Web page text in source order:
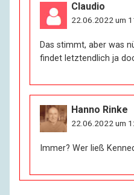
Claudio
22.06.2022 um
Das stimmt, aber was
findet letztendlich ja
Hanno Rinke
22.06.2022 um
Immer? Wer ließ